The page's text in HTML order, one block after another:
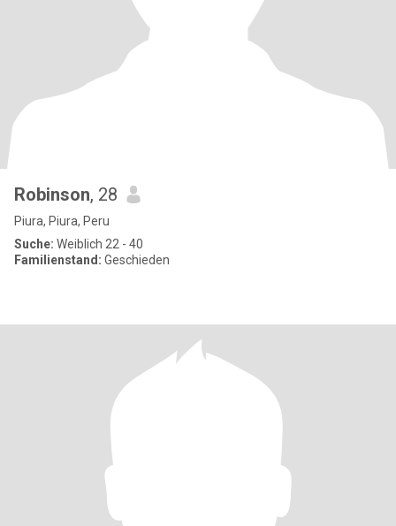
Robinson, 28
Piura, Piura, Peru
Suche: Weiblich 22 - 40
Familienstand: Geschieden